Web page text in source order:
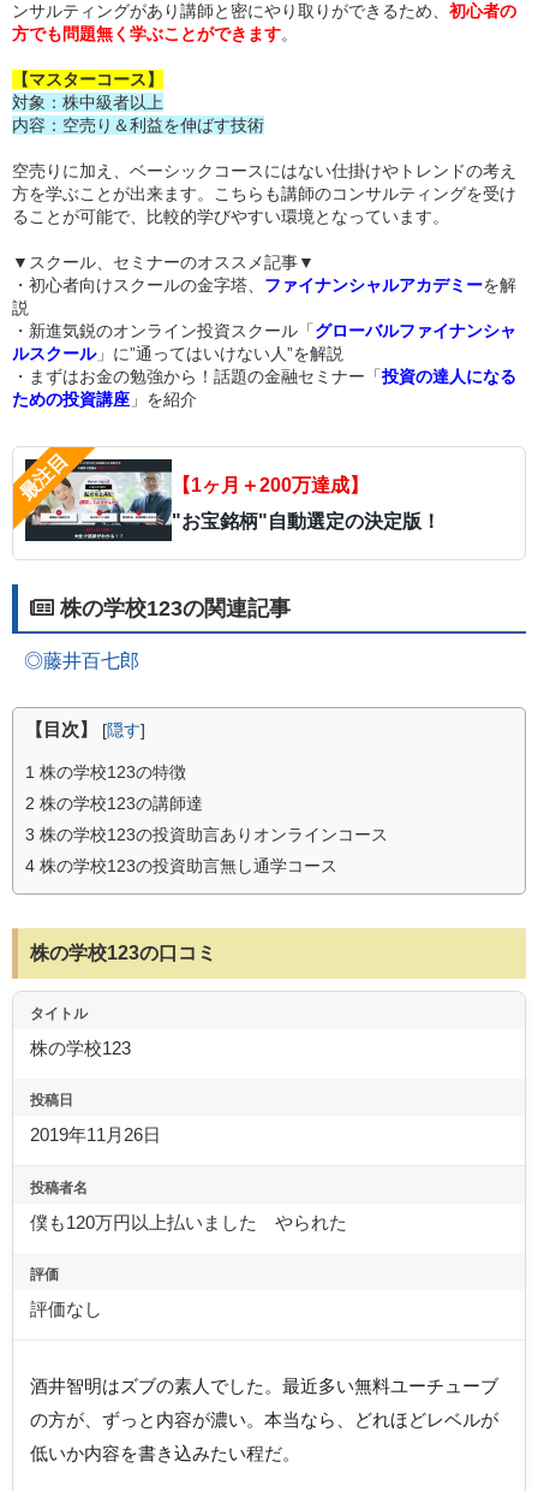
ンサルティングがあり講師と密にやり取りができるため、 初心者の
方でも問題無く学ぶことができます。
【マスターコース】
対象：株中級者以上
内容：空売り＆利益を伸ばす技術
空売りに加え、ベーシックコースにはない仕掛けやトレンドの考え
方を学ぶことが出来ます。こちらも講師のコンサルティングを受け
ることが可能で、比較的学びやすい環境となっています。
▼スクール、セミナーのオススメ記事▼
・初心者向けスクールの金字塔、 ファイナンシャルアカデミーを解
説
・新進気鋭のオンライン投資スクール「グローバルファイナンシャ
ルスクール」に”通ってはいけない人”を解説
・まずはお金の勉強から！話題の金融セミナー「投資の達人になる
ための投資講座 」を紹介
【1ヶ月＋200万達成】
"お宝銘柄"自動選定の決定版！
株の学校123の関連記事
◎藤井百七郎
【目次】 [隠す]
1 株の学校123の特徴
2 株の学校123の講師達
3 株の学校123の投資助言ありオンラインコース
4 株の学校123の投資助言無し通学コース
株の学校123の口コミ
タイトル
株の学校123
投稿日
2019年11月26日
投稿者名
僕も120万円以上払いました やられた
評価
評価なし
酒井智明はズブの素人でした。最近多い無料ユーチューブ
の方が、ずっと内容が濃い。本当なら、どれほどレベルが
低いか内容を書き込みたい程だ。